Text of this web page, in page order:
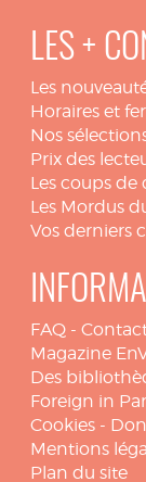
LES +
Les
Horaires et
Nos
Prix des
Les coups de
Les Mordus
Vos derniers
FAQ -
Magazine
Des
Foreign in
Cookies -
Mentions
Plan du site